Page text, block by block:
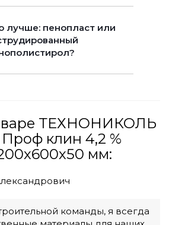
лучше: пенопласт или
ТЕХНОНИКОЛЬ
клин 4,2 %
мм:
команды, я всегда